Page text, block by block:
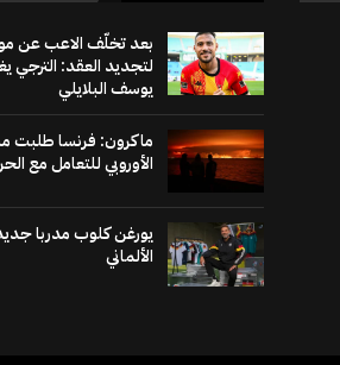
بعد تخلّف الاعب عن
لتجديد العقد: الترجي
يوسف البلايلي
ماكرون: فرنسا طلبت
الأوروبي للتعامل مع
يورغن كلوب مدربا
الألماني